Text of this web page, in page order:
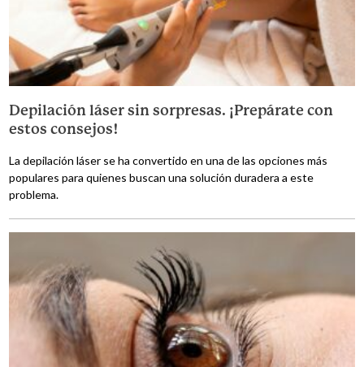
Depilación láser sin sorpresas. ¡Prepárate con
estos consejos!
La depilación láser se ha convertido en una de las opciones más
populares para quienes buscan una solución duradera a este
problema.